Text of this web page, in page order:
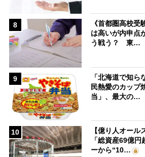
8
《首都圏高校受
は高いが内申点
う戦う？ 東…
9
「北海道で知
民熱愛のカップ
当」、最大の…
10
【億り人オール
「総資産69億
ーから“10…